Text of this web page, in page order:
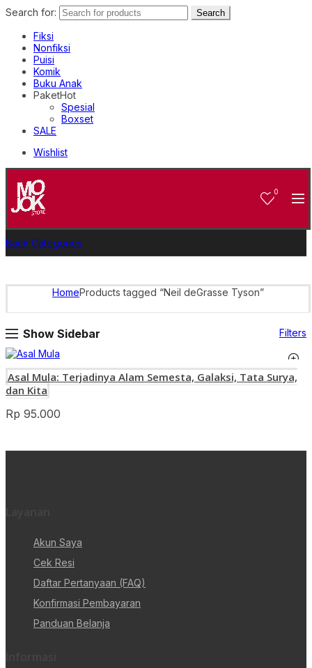
Search for: Search
Fiksi
Nonfiksi
Puisi
Komik
Buku Anak
PaketHot
Spesial
Boxset
SALE
Wishlist
0
Back Categories
HomeProducts tagged “Neil deGrasse Tyson”
Show Sidebar Filters
Asal Mula: Terjadinya Alam Semesta, Galaksi, Tata Surya,
dan Kita
Rp 95.000
Akun Saya
Cek Resi
Daftar Pertanyaan (FAQ)
Konfirmasi Pembayaran
Panduan Belanja